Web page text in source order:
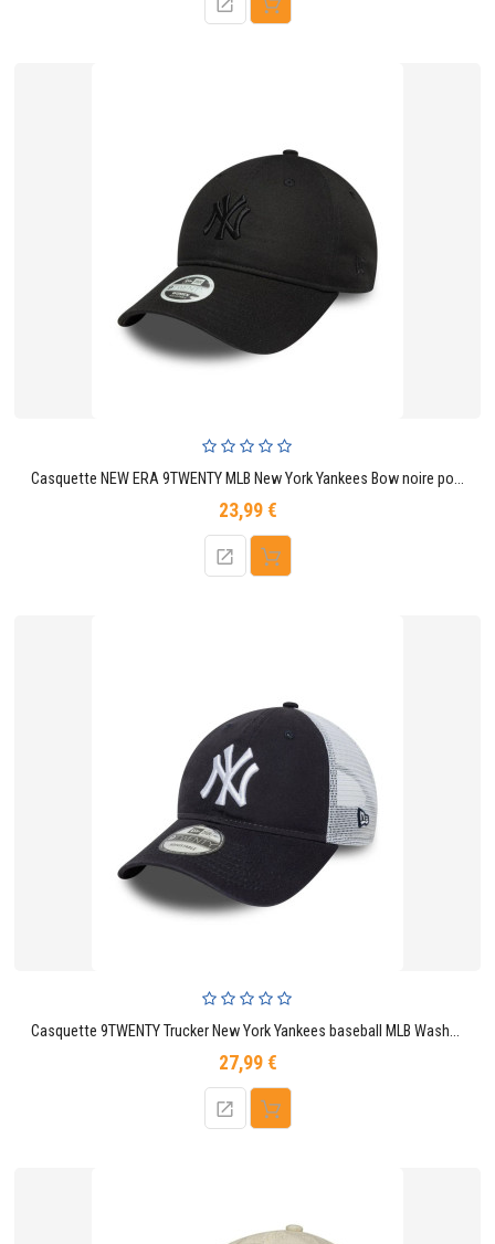
Casquette NEW ERA 9TWENTY MLB New York Yankees Bow noire pour femme
23,99 €Prix
Casquette 9TWENTY Trucker New York Yankees baseball MLB Washed Bleu Marine
27,99 €Prix